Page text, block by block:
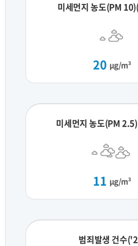
미세먼지 농도(PM
20 μg/m³
미세먼지 농도(PM
11 μg/m³
범죄발생 건수